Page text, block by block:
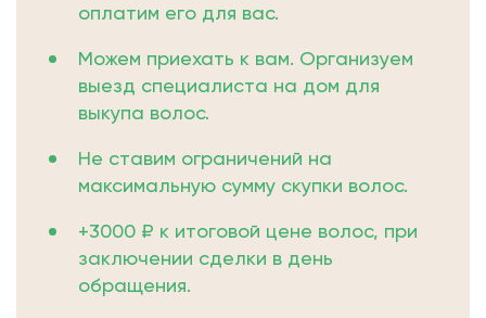
оплатим его для вас.
Можем приехать к вам. Организуем
выезд специалиста на дом для
выкупа волос.
Не ставим ограничений на
максимальную сумму скупки волос.
+3000 ₽ к итоговой цене волос, при
заключении сделки в день
обращения.